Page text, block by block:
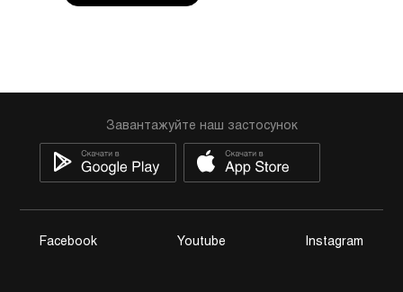
Завантажуйте наш застосунок
Facebook Youtube Instagram